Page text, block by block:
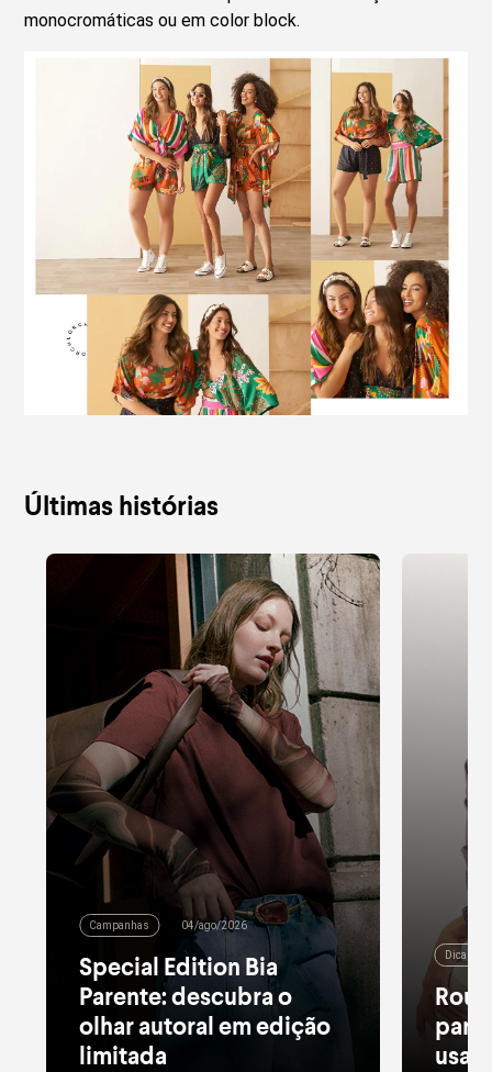
monocromáticas ou em color block.
Últimas histórias
Campanhas 04/ago/2026
Special Edition Bia
Parente: descubra o
olhar autoral em edição
limitada
Dicas de
para
usar